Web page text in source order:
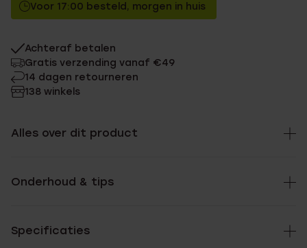
Voor 17:00 besteld, morgen in huis
Achteraf betalen
Gratis verzending vanaf €49
14 dagen retourneren
138 winkels
Alles over dit product
Onderhoud & tips
Specificaties